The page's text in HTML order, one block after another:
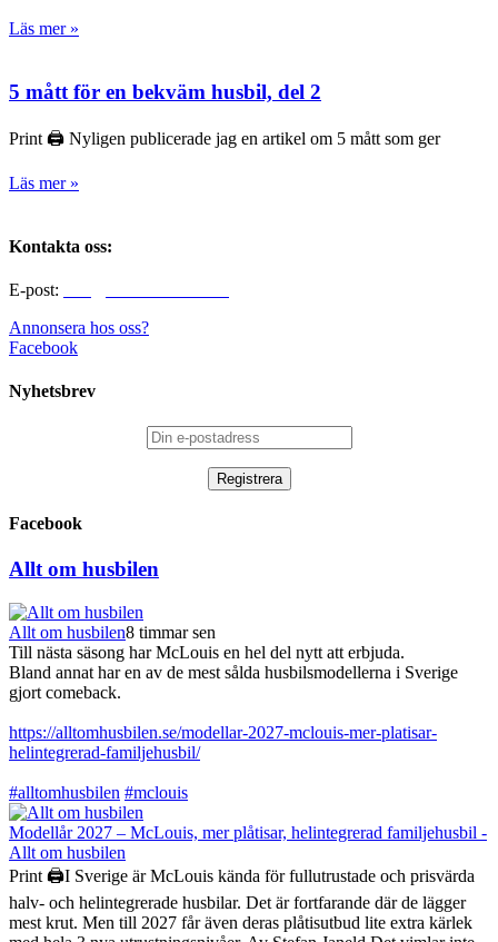
Läs mer »
5 mått för en bekväm husbil, del 2
Print 🖨 Nyligen publicerade jag en artikel om 5 mått som ger
Läs mer »
Kontakta oss:
E-post:
Annonsera hos oss?
Facebook
Nyhetsbrev
Facebook
Allt om husbilen
Allt om husbilen8 timmar sen
Till nästa säsong har McLouis en hel del nytt att erbjuda.
Bland annat har en av de mest sålda husbilsmodellerna i Sverige
gjort comeback.
https://alltomhusbilen.se/modellar-2027-mclouis-mer-platisar-
helintegrerad-familjehusbil/
#alltomhusbilen #mclouis
Modellår 2027 – McLouis, mer plåtisar, helintegrerad familjehusbil -
Allt om husbilen
Print 🖨I Sverige är McLouis kända för fullutrustade och prisvärda
halv- och helintegrerade husbilar. Det är fortfarande där de lägger
mest krut. Men till 2027 får även deras plåtisutbud lite extra kärlek